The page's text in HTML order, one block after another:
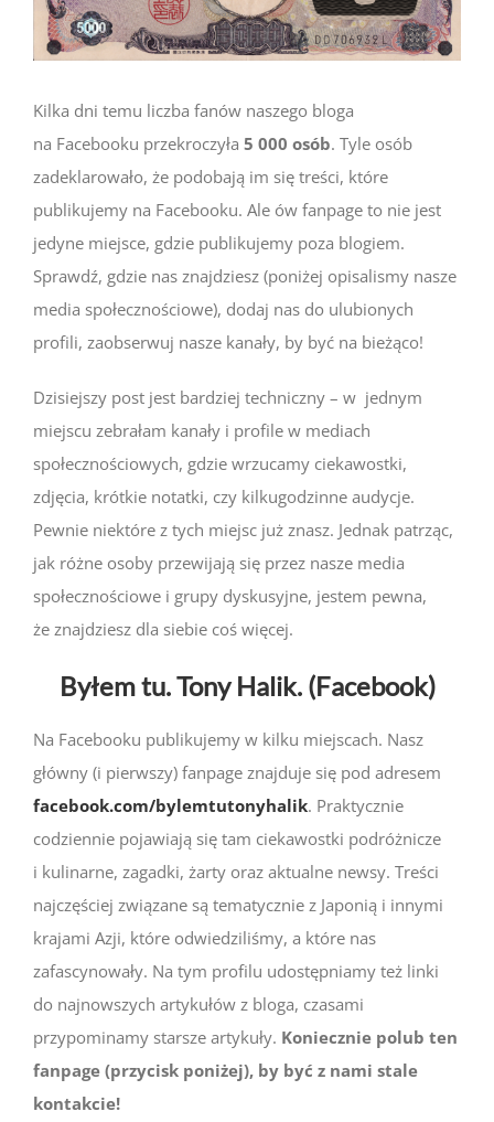
Kilka dni temu liczba fanów naszego bloga
na Facebooku przekroczyła 5 000 osób. Tyle osób
zadeklarowało, że podobają im się treści, które
publikujemy na Facebooku. Ale ów fanpage to nie jest
jedyne miejsce, gdzie publikujemy poza blogiem.
Sprawdź, gdzie nas znajdziesz (poniżej opisalismy nasze
media społecznościowe), dodaj nas do ulubionych
profili, zaobserwuj nasze kanały, by być na bieżąco!
Dzisiejszy post jest bardziej techniczny – w jednym
miejscu zebrałam kanały i profile w mediach
społecznościowych, gdzie wrzucamy ciekawostki,
zdjęcia, krótkie notatki, czy kilkugodzinne audycje.
Pewnie niektóre z tych miejsc już znasz. Jednak patrząc,
jak różne osoby przewijają się przez nasze media
społecznościowe i grupy dyskusyjne, jestem pewna,
że znajdziesz dla siebie coś więcej.
Byłem tu. Tony Halik. (Facebook)
Na Facebooku publikujemy w kilku miejscach. Nasz
główny (i pierwszy) fanpage znajduje się pod adresem
facebook.com/bylemtutonyhalik. Praktycznie
codziennie pojawiają się tam ciekawostki podróżnicze
i kulinarne, zagadki, żarty oraz aktualne newsy. Treści
najczęściej związane są tematycznie z Japonią i innymi
krajami Azji, które odwiedziliśmy, a które nas
zafascynowały. Na tym profilu udostępniamy też linki
do najnowszych artykułów z bloga, czasami
przypominamy starsze artykuły. Koniecznie polub ten
fanpage (przycisk poniżej), by być z nami stale
kontakcie!